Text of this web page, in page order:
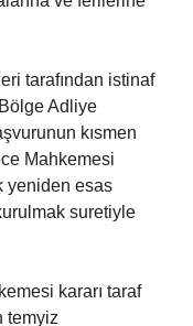
tarafından istinaf
Adliye
kısmen
Mahkemesi
yeniden esas
suretiyle
kararı taraf
temyiz